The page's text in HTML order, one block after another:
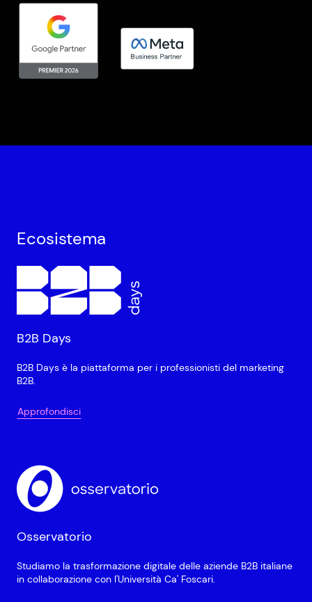
Ecosistema
B2B Days
B2B Days è la piattaforma per i professionisti del marketing
B2B.
Approfondisci
Osservatorio
Studiamo la trasformazione digitale delle aziende B2B italiane
in collaborazione con l'Università Ca' Foscari.